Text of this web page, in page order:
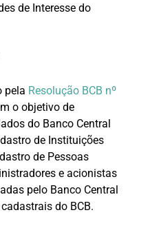
de Interesse do
pela Resolução BCB nº
o objetivo de
do Banco Central
de Instituições
de Pessoas
e acionistas
pelo Banco Central
do BCB.